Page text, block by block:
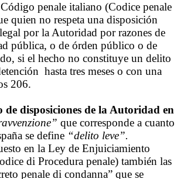
penale italiano (Codice penale
quien no respeta una disposición
por la Autoridad por razones de
pública, o de órden público o de
si el hecho no constituye un delito
hasta tres meses o con una
206.
disposiciones de la Autoridad en
que corresponde a cuanto
se define “delito leve”.
en la Ley de Enjuiciamiento
di Procedura penale) también las
penale di condanna” que se